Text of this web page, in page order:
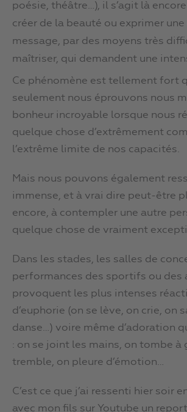
poésie, théâtre…), il s’agit là
créer de la beauté ou exprimer
message, par des moyens très
maîtriser, qui demandent une
Ce phénomène est tellement fort
seulement nous éprouvons nous
bonheur incroyable lorsque nous
quelque chose d’extrêmement
l’extrême limite de nos capacités.
Mais nous pouvons également
immense, et à vrai dire peut-être
encore, à contempler une autre
quelque chose de vraiment
Dans les stades, les salles de
performances des sportifs ou des
provoquent les plus intenses
d’euphorie (on se lève, on crie, on
danse…) voire même d’adoration
: on se joint les mains, on tombe à
tremble, on pleure d’émotion…
C’est ce que j’ai ressenti hier soir
avec mon fils sur Youtube un